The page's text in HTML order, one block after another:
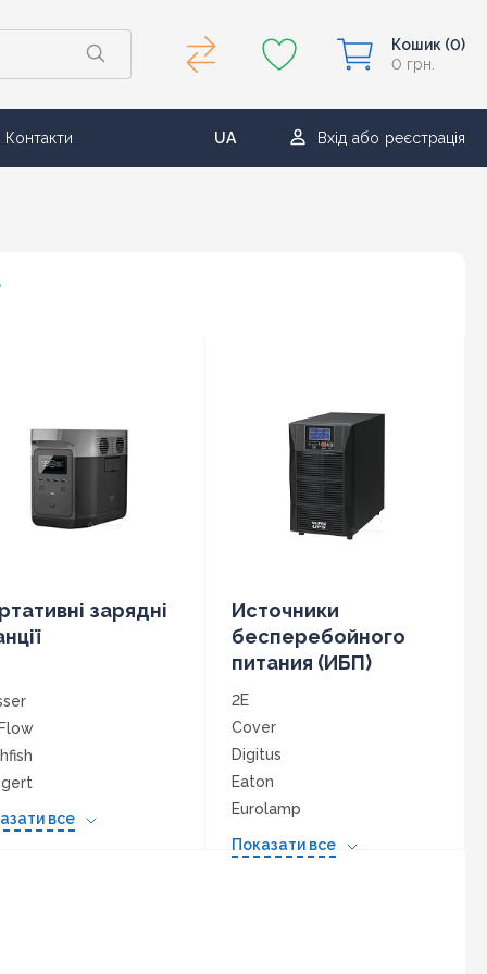
Кошик (0)
0 грн.
Контакти
UA
RU
Вхід або реєстрація
зарядні
все
Источники
бесперебойного
питания (ИБП)
2E
Cover
Digitus
Eaton
Eurolamp
FSP
Legrand
Показати все